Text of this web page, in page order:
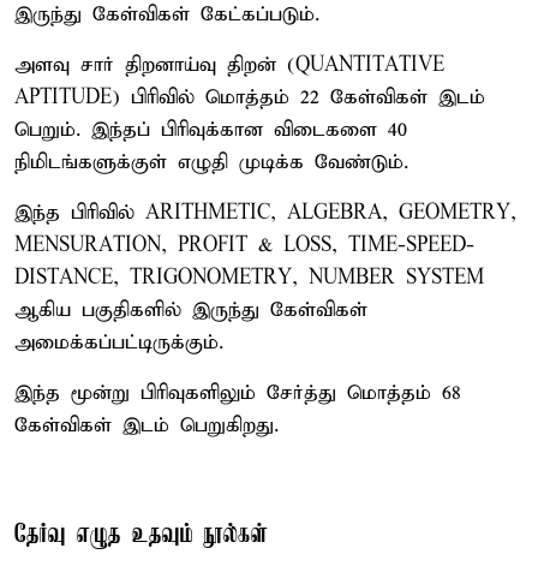
இருந்து கேள்விகள் கேட்கப்படும்.
அளவு சார் திறனாய்வு திறன் (QUANTITATIVE
APTITUDE) பிரிவில் மொத்தம் 22 கேள்விகள் இடம்
பெறும். இந்தப் பிரிவுக்கான விடைகளை 40
நிமிடங்களுக்குள் எழுதி முடிக்க வேண்டும்.
இந்த பிரிவில் ARITHMETIC, ALGEBRA, GEOMETRY,
MENSURATION, PROFIT & LOSS, TIME-SPEED-
DISTANCE, TRIGONOMETRY, NUMBER SYSTEM
ஆகிய பகுதிகளில் இருந்து கேள்விகள்
அமைக்கப்பட்டிருக்கும்.
இந்த மூன்று பிரிவுகளிலும் சேர்த்து மொத்தம் 68
கேள்விகள் இடம் பெறுகிறது.
தேர்வு எழுத உதவும் நூல்கள்